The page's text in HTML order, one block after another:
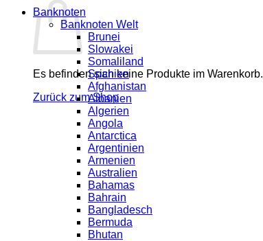
Es befinden sich keine Produkte im Warenkorb.
Zurück zum Shop
Banknoten
Banknoten Welt
Brunei
Slowakei
Somaliland
Spanien
Afghanistan
Albanien
Algerien
Angola
Antarctica
Argentinien
Armenien
Australien
Bahamas
Bahrain
Bangladesch
Bermuda
Bhutan